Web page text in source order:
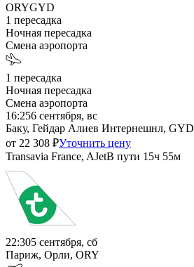
ORYGYD
1 пересадка
Ночная пересадка
Смена аэропорта
1 пересадка
Ночная пересадка
Смена аэропорта
16:256 сентября, вс
Баку, Гейдар Алиев Интернешнл, GYD
от 22 308 ₽Уточнить цену
Transavia France, AJetВ пути 15ч 55м
22:305 сентября, сб
Париж, Орли, ORY